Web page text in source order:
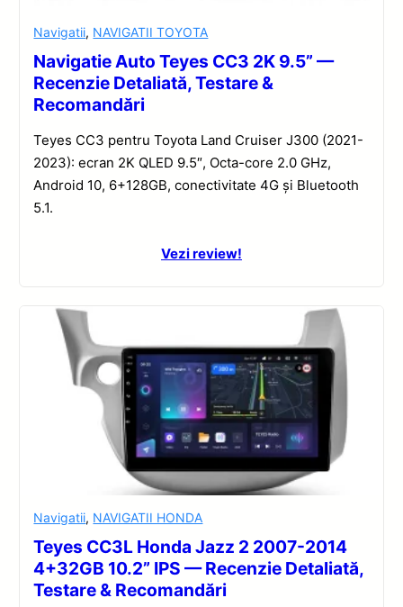
Navigatii, NAVIGATII TOYOTA
Navigatie Auto Teyes CC3 2K 9.5” —
Recenzie Detaliată, Testare &
Recomandări
Teyes CC3 pentru Toyota Land Cruiser J300 (2021-
2023): ecran 2K QLED 9.5″, Octa-core 2.0 GHz,
Android 10, 6+128GB, conectivitate 4G și Bluetooth
5.1.
Vezi review!
Navigatii, NAVIGATII HONDA
Teyes CC3L Honda Jazz 2 2007-2014
4+32GB 10.2” IPS — Recenzie Detaliată,
Testare & Recomandări